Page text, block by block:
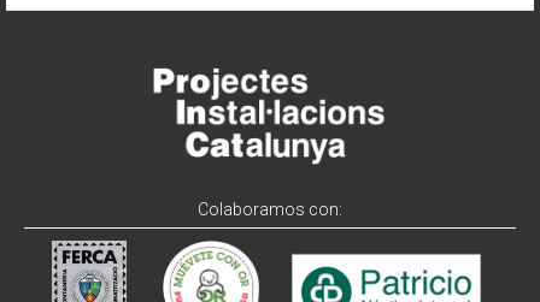
Colaboramos con: